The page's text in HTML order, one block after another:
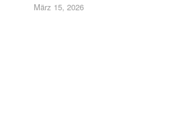
März 15, 2026